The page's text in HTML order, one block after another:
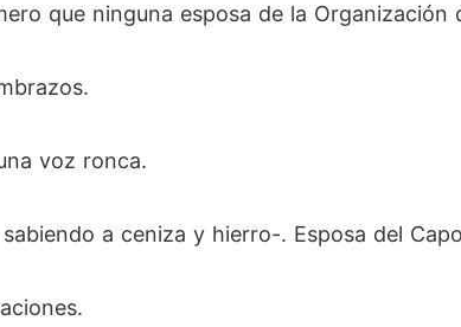
que ninguna esposa de la Organización
voz ronca.
a ceniza y hierro-. Esposa del